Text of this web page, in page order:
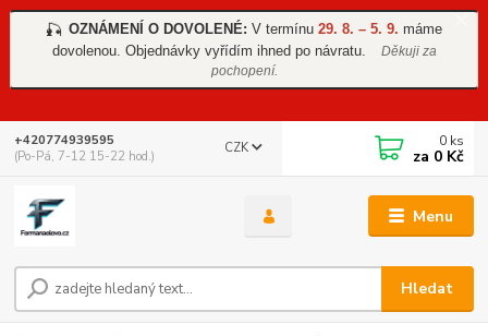
🎣 OZNÁMENÍ O DOVOLENÉ: V termínu 29. 8. – 5. 9. máme
dovolenou. Objednávky vyřídím ihned po návratu.
Děkuji za
pochopení.
Menu
CZK
Hledat
+420774939595
(Po-Pá, 7-12 15-22 hod.)
0 ks
za 0 Kč